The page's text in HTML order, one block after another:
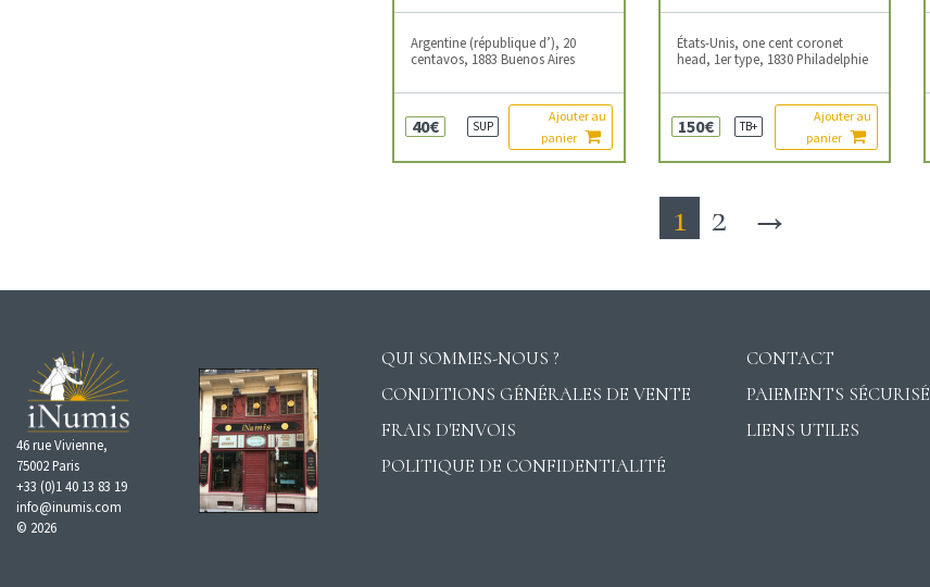
Argentine (république d’), 20
centavos, 1883 Buenos Aires
40€ SUP
Ajouter au
panier
États-Unis, one cent coronet
head, 1er type, 1830 Philadelphie
150€ TB+
Ajouter au
panier
1 2 →
46 rue Vivienne,
75002 Paris
+33 (0)1 40 13 83 19
info@inumis.com
© 2026
QUI SOMMES-NOUS ?
CONDITIONS GÉNÉRALES DE VENTE
FRAIS D'ENVOIS
POLITIQUE DE CONFIDENTIALITÉ
CONTACT
PAIEMENTS SÉCURISÉ
LIENS UTILES